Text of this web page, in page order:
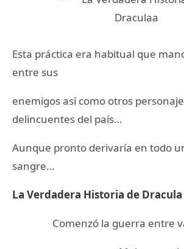
Esta práctica era habitual que
entre sus
enemigos así como otros
delincuentes del país…
Aunque pronto derivaría en todo
sangre…
La Verdadera Historia de Dracula
Comenzó la guerra entre